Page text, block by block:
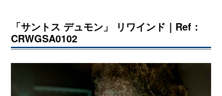
「サントス デュモン」 リワインド｜Ref：
CRWGSA0102